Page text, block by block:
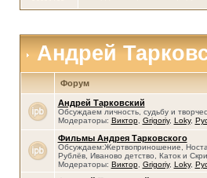
Андрей
Форум
Андрей Тарковский
Обсуждаем личность, судьбу и
Модераторы: Виктор, Grigoriy, Loky,
Фильмы Андрея Тарковского
Обсуждаем:Жертвоприношение,
Рублёв, Иваново детство, Каток и
Модераторы: Виктор, Grigoriy, Loky,